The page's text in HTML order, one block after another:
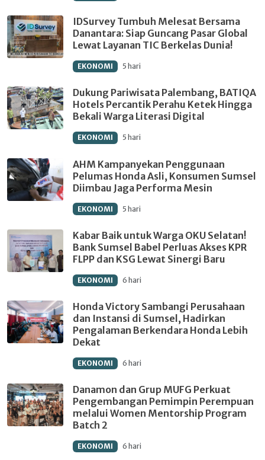
IDSurvey Tumbuh Melesat Bersama
Danantara: Siap Guncang Pasar Global
Lewat Layanan TIC Berkelas Dunia!
EKONOMI 5 hari
Dukung Pariwisata Palembang, BATIQA
Hotels Percantik Perahu Ketek Hingga
Bekali Warga Literasi Digital
EKONOMI 5 hari
AHM Kampanyekan Penggunaan
Pelumas Honda Asli, Konsumen Sumsel
Diimbau Jaga Performa Mesin
EKONOMI 5 hari
Kabar Baik untuk Warga OKU Selatan!
Bank Sumsel Babel Perluas Akses KPR
FLPP dan KSG Lewat Sinergi Baru
EKONOMI 6 hari
Honda Victory Sambangi Perusahaan
dan Instansi di Sumsel, Hadirkan
Pengalaman Berkendara Honda Lebih
Dekat
EKONOMI 6 hari
Danamon dan Grup MUFG Perkuat
Pengembangan Pemimpin Perempuan
melalui Women Mentorship Program
Batch 2
EKONOMI 6 hari